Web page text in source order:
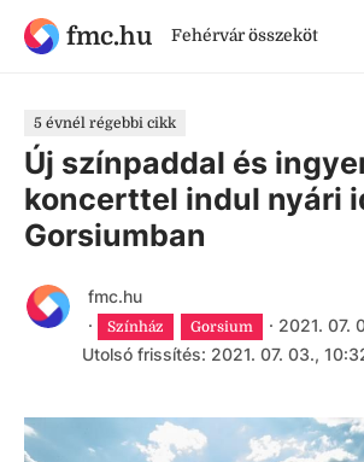
fmc.hu Fehérvár összeköt
5 évnél régebbi cikk
Új színpaddal és
koncerttel indul nyári
Gorsiumban
fmc.hu
·
Színház Gorsium · 2021. 07.
Utolsó frissítés: 2021. 07. 03.,